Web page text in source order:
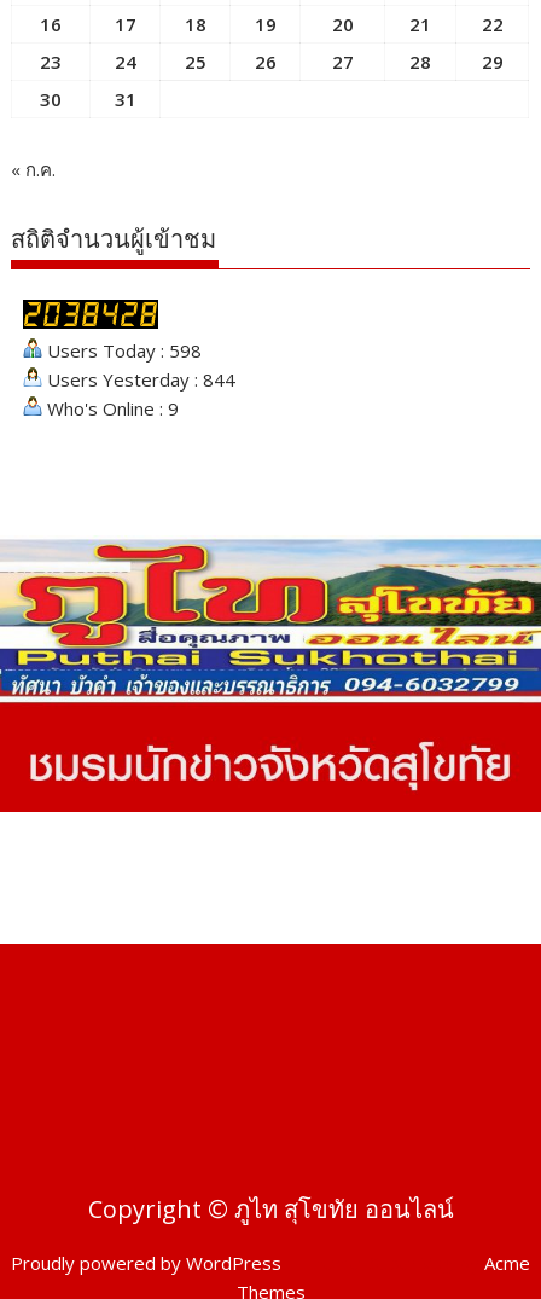
16
17 18 19 20 21
22
23
24 25 26 27 28
29
30
31
« ก.ค.
สถิติจำนวนผู้เข้าชม
Users Today : 598
Users Yesterday : 844
Who's Online : 9
Copyright © ภูไท สุโขทัย ออนไลน์
Proudly powered by WordPress
Acme
Themes